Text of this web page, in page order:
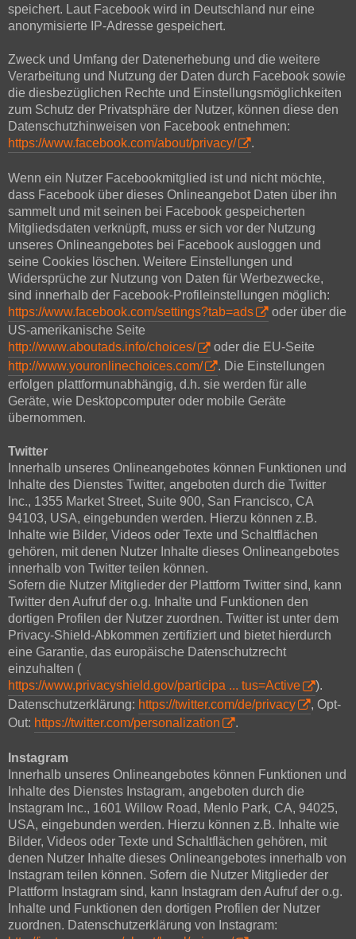
speichert. Laut Facebook wird in Deutschland nur eine
anonymisierte IP-Adresse gespeichert.
Zweck und Umfang der Datenerhebung und die weitere
Verarbeitung und Nutzung der Daten durch Facebook sowie
die diesbezüglichen Rechte und Einstellungsmöglichkeiten
zum Schutz der Privatsphäre der Nutzer, können diese den
Datenschutzhinweisen von Facebook entnehmen:
https://www.facebook.com/about/privacy/
.
Wenn ein Nutzer Facebookmitglied ist und nicht möchte,
dass Facebook über dieses Onlineangebot Daten über ihn
sammelt und mit seinen bei Facebook gespeicherten
Mitgliedsdaten verknüpft, muss er sich vor der Nutzung
unseres Onlineangebotes bei Facebook ausloggen und
seine Cookies löschen. Weitere Einstellungen und
Widersprüche zur Nutzung von Daten für Werbezwecke,
sind innerhalb der Facebook-Profileinstellungen möglich:
https://www.facebook.com/settings?tab=ads
oder über die
US-amerikanische Seite
http://www.aboutads.info/choices/
oder die EU-Seite
http://www.youronlinechoices.com/
. Die Einstellungen
erfolgen plattformunabhängig, d.h. sie werden für alle
Geräte, wie Desktopcomputer oder mobile Geräte
übernommen.
Twitter
Innerhalb unseres Onlineangebotes können Funktionen und
Inhalte des Dienstes Twitter, angeboten durch die Twitter
Inc., 1355 Market Street, Suite 900, San Francisco, CA
94103, USA, eingebunden werden. Hierzu können z.B.
Inhalte wie Bilder, Videos oder Texte und Schaltflächen
gehören, mit denen Nutzer Inhalte dieses Onlineangebotes
innerhalb von Twitter teilen können.
Sofern die Nutzer Mitglieder der Plattform Twitter sind, kann
Twitter den Aufruf der o.g. Inhalte und Funktionen den
dortigen Profilen der Nutzer zuordnen. Twitter ist unter dem
Privacy-Shield-Abkommen zertifiziert und bietet hierdurch
eine Garantie, das europäische Datenschutzrecht
einzuhalten (
https://www.privacyshield.gov/participa ... tus=Active
).
Datenschutzerklärung: https://twitter.com/de/privacy
, Opt-
Out: https://twitter.com/personalization .
Instagram
Innerhalb unseres Onlineangebotes können Funktionen und
Inhalte des Dienstes Instagram, angeboten durch die
Instagram Inc., 1601 Willow Road, Menlo Park, CA, 94025,
USA, eingebunden werden. Hierzu können z.B. Inhalte wie
Bilder, Videos oder Texte und Schaltflächen gehören, mit
denen Nutzer Inhalte dieses Onlineangebotes innerhalb von
Instagram teilen können. Sofern die Nutzer Mitglieder der
Plattform Instagram sind, kann Instagram den Aufruf der o.g.
Inhalte und Funktionen den dortigen Profilen der Nutzer
zuordnen. Datenschutzerklärung von Instagram: